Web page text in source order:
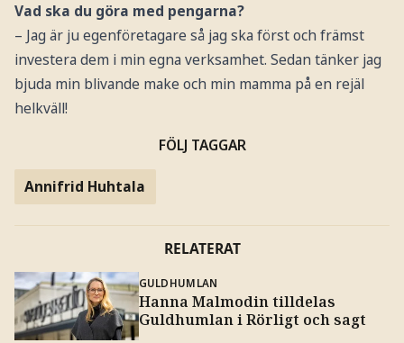
Vad ska du göra med pengarna?
– Jag är ju egenföretagare så jag ska först och främst
investera dem i min egna verksamhet. Sedan tänker jag
bjuda min blivande make och min mamma på en rejäl
helkväll!
FÖLJ TAGGAR
Annifrid Huhtala
RELATERAT
GULDHUMLAN
Hanna Malmodin tilldelas
Guldhumlan i Rörligt och sagt